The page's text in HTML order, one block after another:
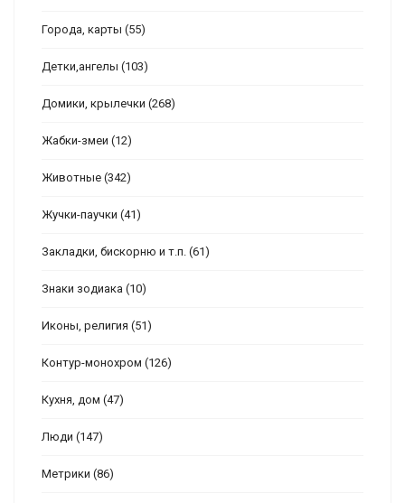
Города, карты (55)
Детки,ангелы (103)
Домики, крылечки (268)
Жабки-змеи (12)
Животные (342)
Жучки-паучки (41)
Закладки, бискорню и т.п. (61)
Знаки зодиака (10)
Иконы, религия (51)
Контур-монохром (126)
Кухня, дом (47)
Люди (147)
Метрики (86)